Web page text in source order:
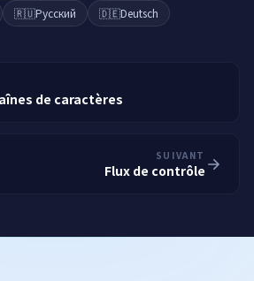
🇷🇺Русский 🇩🇪Deutsch
de caractères
SUIVANT
Flux de contrôle